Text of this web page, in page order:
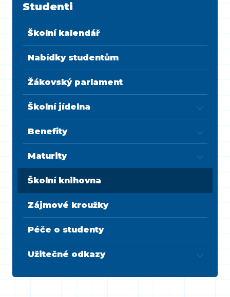
Studenti
Školní kalendář
Nabídky studentům
Žákovský parlament
Školní jídelna
Benefity
Maturity
Školní knihovna
Zájmové kroužky
Péče o studenty
Užitečné odkazy